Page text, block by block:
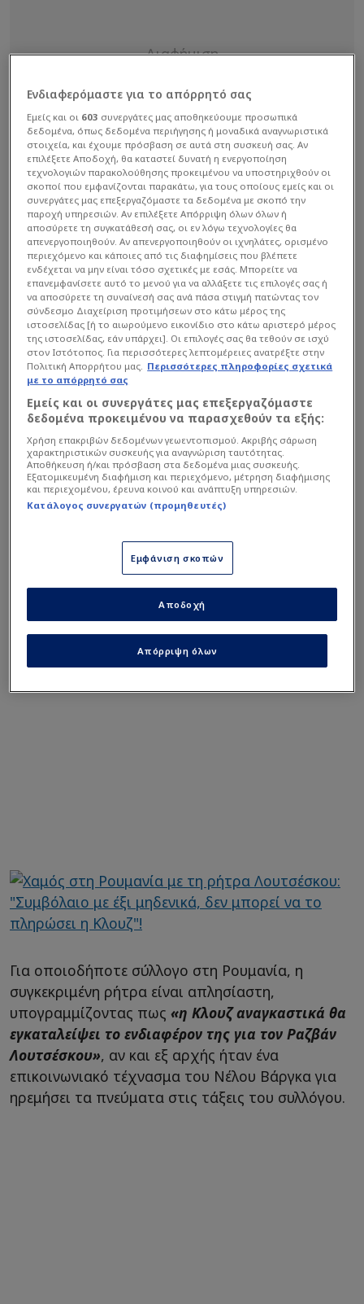
Σήμερα τα Μέσα από την Ρουμανία αναφέρονται
στην ρήτρα που έχει στον ΠΑΟΚ ο Ρουμάνος
τεχνικός, η οποία φτάνει τα 7 εκατομμύρια ευρώ
και που φυσικά αποτελεί αποτρεπτικό
παράγοντα για ομάδες όπως η Κλουζ για να
μπουν στο "παιχνίδι" για τον τεχνικό του
Δικεφάλου.
Η ρήτρα χαρακτηρίζεται "τεράστια" από τα
χαρακτηριστικά πως ακόμη κι αν η Κλουζ
πουλούσε Μπόατενγκ και Κράσνικι για 6
εκατομμύρια ευρώ, πάλι δεν θα κάλυπτε όλο
Για οποιοδήποτε σύλλογο στη Ρουμανία, η
συγκεκριμένη ρήτρα είναι απλησίαστη,
υπογραμμίζοντας πως «η Κλουζ αναγκαστικά θα
εγκαταλείψει το ενδιαφέρον της για τον Ραζβάν
Λουτσέσκου», αν και εξ αρχής ήταν ένα
επικοινωνιακό τέχνασμα του Νέλου Βάργκα για
ηρεμήσει τα πνεύματα στις τάξεις του συλλόγου.
Ενδιαφερόμαστε για το απόρρητό σας
Εμείς και οι 603 συνεργάτες μας αποθηκεύουμε προσωπικά
δεδομένα, όπως δεδομένα περιήγησης ή μοναδικά αναγνωριστικά
στοιχεία, και έχουμε πρόσβαση σε αυτά στη συσκευή σας. Αν
επιλέξετε Αποδοχή, θα καταστεί δυνατή η ενεργοποίηση
τεχνολογιών παρακολούθησης προκειμένου να υποστηριχθούν οι
σκοποί που εμφανίζονται παρακάτω, για τους οποίους εμείς και οι
συνεργάτες μας επεξεργαζόμαστε τα δεδομένα με σκοπό την
παροχή υπηρεσιών. Αν επιλέξετε Απόρριψη όλων όλων ή
αποσύρετε τη συγκατάθεσή σας, οι εν λόγω τεχνολογίες θα
απενεργοποιηθούν. Αν απενεργοποιηθούν οι ιχνηλάτες, ορισμένο
περιεχόμενο και κάποιες από τις διαφημίσεις που βλέπετε
ενδέχεται να μην είναι τόσο σχετικές με εσάς. Μπορείτε να
επανεμφανίσετε αυτό το μενού για να αλλάξετε τις επιλογές σας ή
να αποσύρετε τη συναίνεσή σας ανά πάσα στιγμή πατώντας τον
σύνδεσμο Διαχείριση προτιμήσεων στο κάτω μέρος της
ιστοσελίδας [ή το αιωρούμενο εικονίδιο στο κάτω αριστερό μέρος
της ιστοσελίδας, εάν υπάρχει]. Οι επιλογές σας θα τεθούν σε ισχύ
στον Ιστότοπος. Για περισσότερες λεπτομέρειες ανατρέξτε στην
Πολιτική Απορρήτου μας. Περισσότερες πληροφορίες σχετικά
με το απόρρητό σας
Εμείς και οι συνεργάτες μας επεξεργαζόμαστε
δεδομένα προκειμένου να παρασχεθούν τα εξής:
Χρήση επακριβών δεδομένων γεωεντοπισμού. Ακριβής σάρωση
χαρακτηριστικών συσκευής για αναγνώριση ταυτότητας.
Αποθήκευση ή/και πρόσβαση στα δεδομένα μιας συσκευής.
Εξατομικευμένη διαφήμιση και περιεχόμενο, μέτρηση διαφήμισης
και περιεχομένου, έρευνα κοινού και ανάπτυξη υπηρεσιών.
Κατάλογος συνεργατών (προμηθευτές)
Εμφάνιση σκοπών
Απόρριψη όλων
Αποδοχή